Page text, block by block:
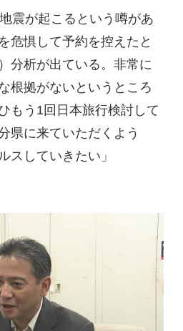
震が起こるという噂があ
危惧して予約を控えたと
分析が出ている。非常に
根拠がないというところ
もう1回日本旅行検討して
県に来ていただくよう
スしていきたい」